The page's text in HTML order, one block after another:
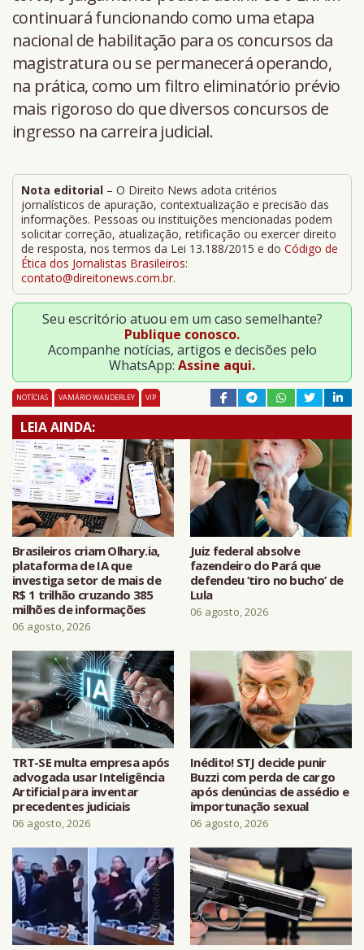
continuará funcionando como uma etapa
nacional de habilitação para os concursos da
magistratura ou se permanecerá operando,
na prática, como um filtro eliminatório prévio
mais rigoroso do que diversos concursos de
ingresso na carreira judicial.
Nota editorial – O Direito News adota critérios
jornalísticos de apuração, contextualização e precisão das
informações. Pessoas ou instituições mencionadas podem
solicitar correção, atualização, retificação ou exercer direito
de resposta, nos termos da Lei 13.188/2015 e do Código de
Ética dos Jornalistas Brasileiros:
contato@direitonews.com.br.
Seu escritório atuou em um caso semelhante?
Publique conosco.
Acompanhe notícias, artigos e decisões pelo
WhatsApp: Assine aqui.
NOTÍCIAS VAMÁRIO WANDERLEY VIP
LEIA AINDA:
Brasileiros criam Olhary.ia,
plataforma de IA que
investiga setor de mais de
R$ 1 trilhão cruzando 385
milhões de informações
06 agosto, 2026
Juiz federal absolve
fazendeiro do Pará que
defendeu ‘tiro no bucho’ de
Lula
06 agosto, 2026
TRT-SE multa empresa após
advogada usar Inteligência
Artificial para inventar
precedentes judiciais
06 agosto, 2026
Inédito! STJ decide punir
Buzzi com perda de cargo
após denúncias de assédio e
importunação sexual
06 agosto, 2026